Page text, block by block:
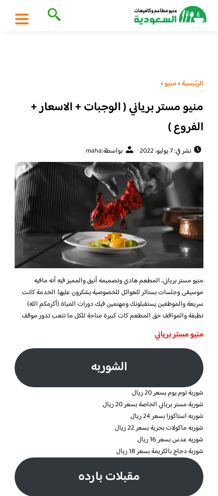
الرئيسية›منيو›
منيو مستر برياني ( الوجبات + الاسعار +
الفروع )
نشر في: 7 يوليو، 2022 بواسطة:maha
منيو مستر برياني، المطعم هادي وتصميمه أنيق والمميز فيه أنه مافيه
موسيقى وجلسات بستائر للعوائل للخصوصية يشكرون عليها. الخدمة كانت
سريعة والموظفين يستقبلونك ومهتمين فيك دورات المياة (أكرمكم الله)
نظيفة والمواقف حق المطعم كات كبيرة متاحة للكل ما تتعب تدور موقف
منيو مستر برياني
الشوربه
شوربة توم يوم بسعر 20 ريال
شوربة مستر برياني الخاصة بسعر 20 ريال
شوربه استاكوزا بسعر 24 ريال
شوربه ماكولات بحرية بسعر 22 ريال
شوربه عدس بسعر 16 ريال
شوربة دجاج بالكريمة بسعر 18 ريال
مقبلات بارده